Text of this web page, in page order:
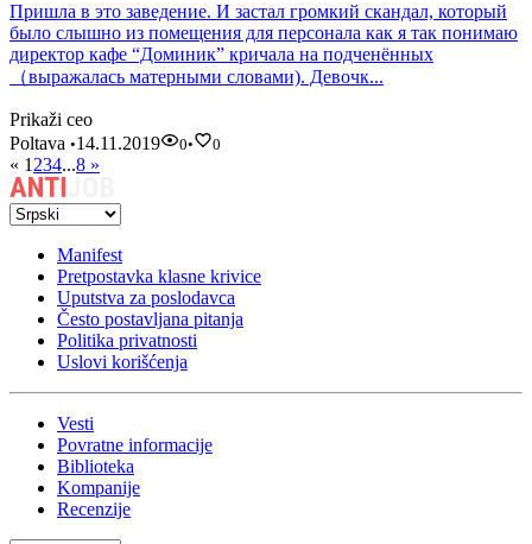
Пришла в это заведение. И застал громкий скандал, который
было слышно из помещения для персонала как я так понимаю
директор кафе “Доминик” кричала на подченённых
（выражалась матерными словами). Девочк...
Prikaži ceo
Poltava •14.11.2019 0• 0
« 1 234...8 »
Manifest
Pretpostavka klasne krivice
Uputstva za poslodavca
Često postavljana pitanja
Politika privatnosti
Uslovi korišćenja
Vesti
Povratne informacije
Biblioteka
Kompanije
Recenzije